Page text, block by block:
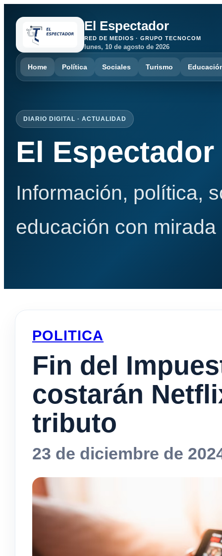
El Espectador
RED DE MEDIOS · GRUPO TECNOCOM
lunes, 10 de agosto de 2026
Home Política Sociales Turismo
DIARIO DIGITAL · ACTUALIDAD
El Espectador
Información, política,
educación con
POLITICA
Fin del
costarán
tributo
23 de diciembre de